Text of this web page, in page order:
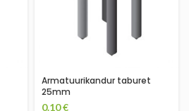
Armatuurikandur taburet
25mm
0.10€